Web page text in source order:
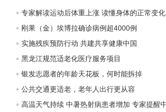
专家解读运动后体重上涨 读懂身体的正常变化
刚果（金）埃博拉确诊病例超4000例
实施残疾预防行动 共建共享健康中国
黑龙江规范适老化医疗服务项目
银发志愿者的年龄天花板，何时能拆掉
公共交通更适老，老年人出行更从容